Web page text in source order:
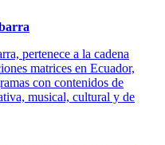
pertenece a la cadena
matrices en Ecuador,
con contenidos de
musical, cultural y de